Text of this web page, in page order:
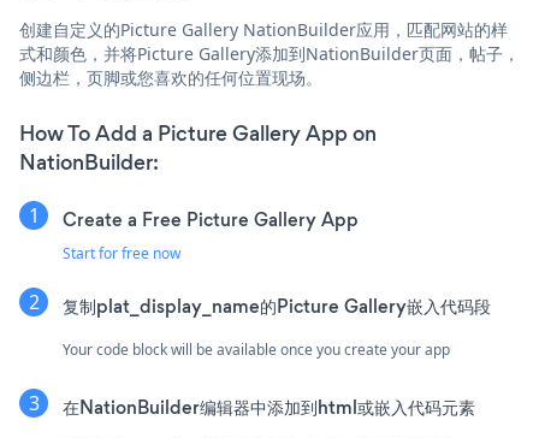
创建自定义的Picture Gallery NationBuilder应用，匹配网站的样
式和颜色，并将Picture Gallery添加到NationBuilder页面，帖子，
侧边栏，页脚或您喜欢的任何位置现场。
How To Add a Picture Gallery App on
NationBuilder:
Create a Free Picture Gallery App
Start for free now
复制plat_display_name的Picture Gallery嵌入代码段
Your code block will be available once you create your app
在NationBuilder编辑器中添加到html或嵌入代码元素